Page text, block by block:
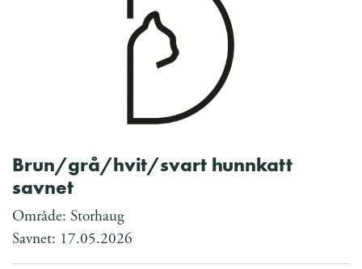
Brun/grå/hvit/svart hunnkatt
savnet
Område: Storhaug
Savnet: 17.05.2026